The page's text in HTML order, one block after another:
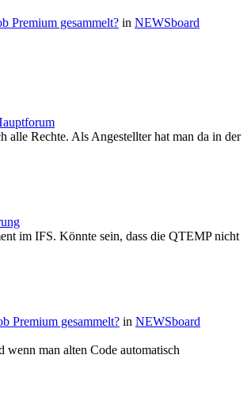
Premium gesammelt? in NEWSboard
alle Rechte. Als Angestellter hat man da in der
im IFS. Könnte sein, dass die QTEMP nicht
Premium gesammelt? in NEWSboard
man alten Code automatisch